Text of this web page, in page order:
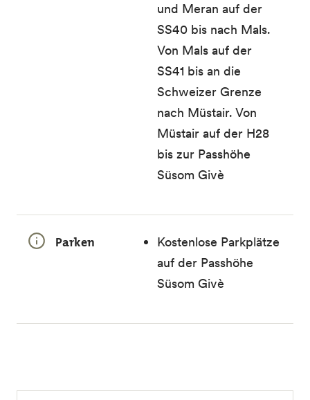
und Meran auf der
SS40 bis nach Mals.
Von Mals auf der
SS41 bis an die
Schweizer Grenze
nach Müstair. Von
Müstair auf der H28
bis zur Passhöhe
Süsom Givè
Parken
Kostenlose Parkplätze
auf der Passhöhe
Süsom Givè